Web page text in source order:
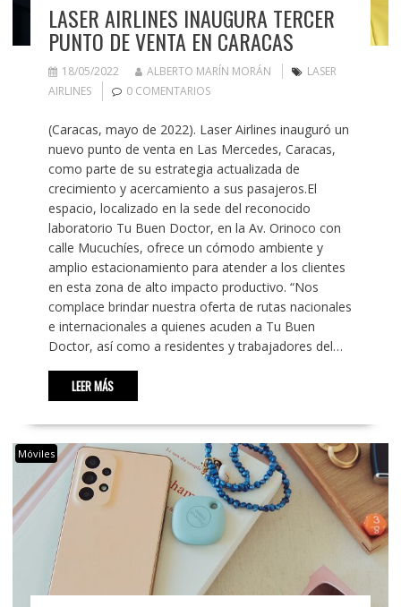
LASER AIRLINES INAUGURA TERCER
PUNTO DE VENTA EN CARACAS
18/05/2022 ALBERTO MARÍN MORÁN
LASER
AIRLINES
0 COMENTARIOS
(Caracas, mayo de 2022). Laser Airlines inauguró un
nuevo punto de venta en Las Mercedes, Caracas,
como parte de su estrategia actualizada de
crecimiento y acercamiento a sus pasajeros.El
espacio, localizado en la sede del reconocido
laboratorio Tu Buen Doctor, en la Av. Orinoco con
calle Mucuchíes, ofrece un cómodo ambiente y
amplio estacionamiento para atender a los clientes
en esta zona de alto impacto productivo. “Nos
complace brindar nuestra oferta de rutas nacionales
e internacionales a quienes acuden a Tu Buen
Doctor, así como a residentes y trabajadores del…
LEER MÁS
Móviles